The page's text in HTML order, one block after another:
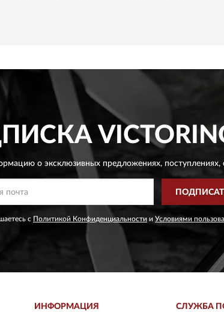
о эксклюзивных предложениях,поступлениях,
с Политикой Конфиденциальности и Условиями
ИНФОРМАЦИЯ СЛУЖБА